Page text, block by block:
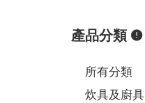
產品分類
所有分類
炊具及廚具